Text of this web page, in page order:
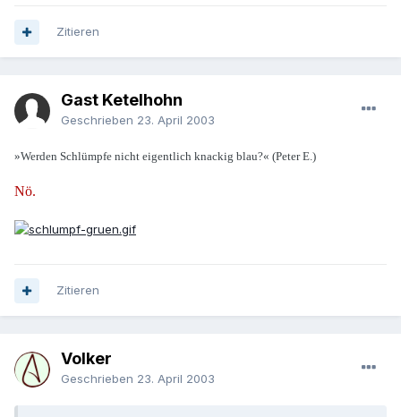
Zitieren
Gast Ketelhohn
Geschrieben 23. April 2003
»Werden Schlümpfe nicht eigentlich knackig blau?« (Peter E.)
Nö.
Zitieren
Volker
Geschrieben 23. April 2003